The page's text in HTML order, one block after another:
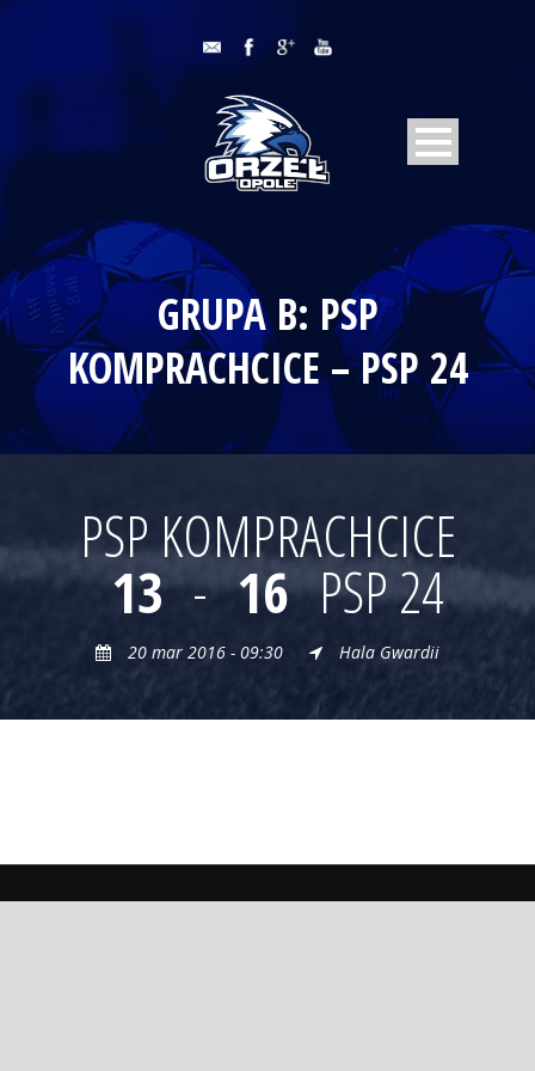
GRUPA B: PSP
KOMPRACHCICE – PSP 24
PSP KOMPRACHCICE
13 - 16 PSP 24
20 mar 2016 - 09:30 Hala Gwardii